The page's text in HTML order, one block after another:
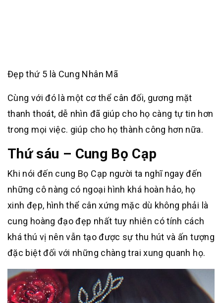
Đẹp thứ 5 là Cung Nhân Mã
Cùng với đó là một cơ thể cân đối, gương mặt
thanh thoát, dễ nhìn đã giúp cho họ càng tự tin hơn
trong mọi việc. giúp cho họ thành công hơn nữa.
Thứ sáu – Cung Bọ Cạp
Khi nói đến cung Bọ Cạp người ta nghĩ ngay đến
những cô nàng có ngoại hình khá hoàn hảo, họ
xinh đẹp, hình thể cân xứng mặc dù không phải là
cung hoàng đạo đẹp nhất tuy nhiên có tính cách
khá thú vị nên vẫn tạo được sự thu hút và ấn tượng
đặc biệt đối với những chàng trai xung quanh họ.